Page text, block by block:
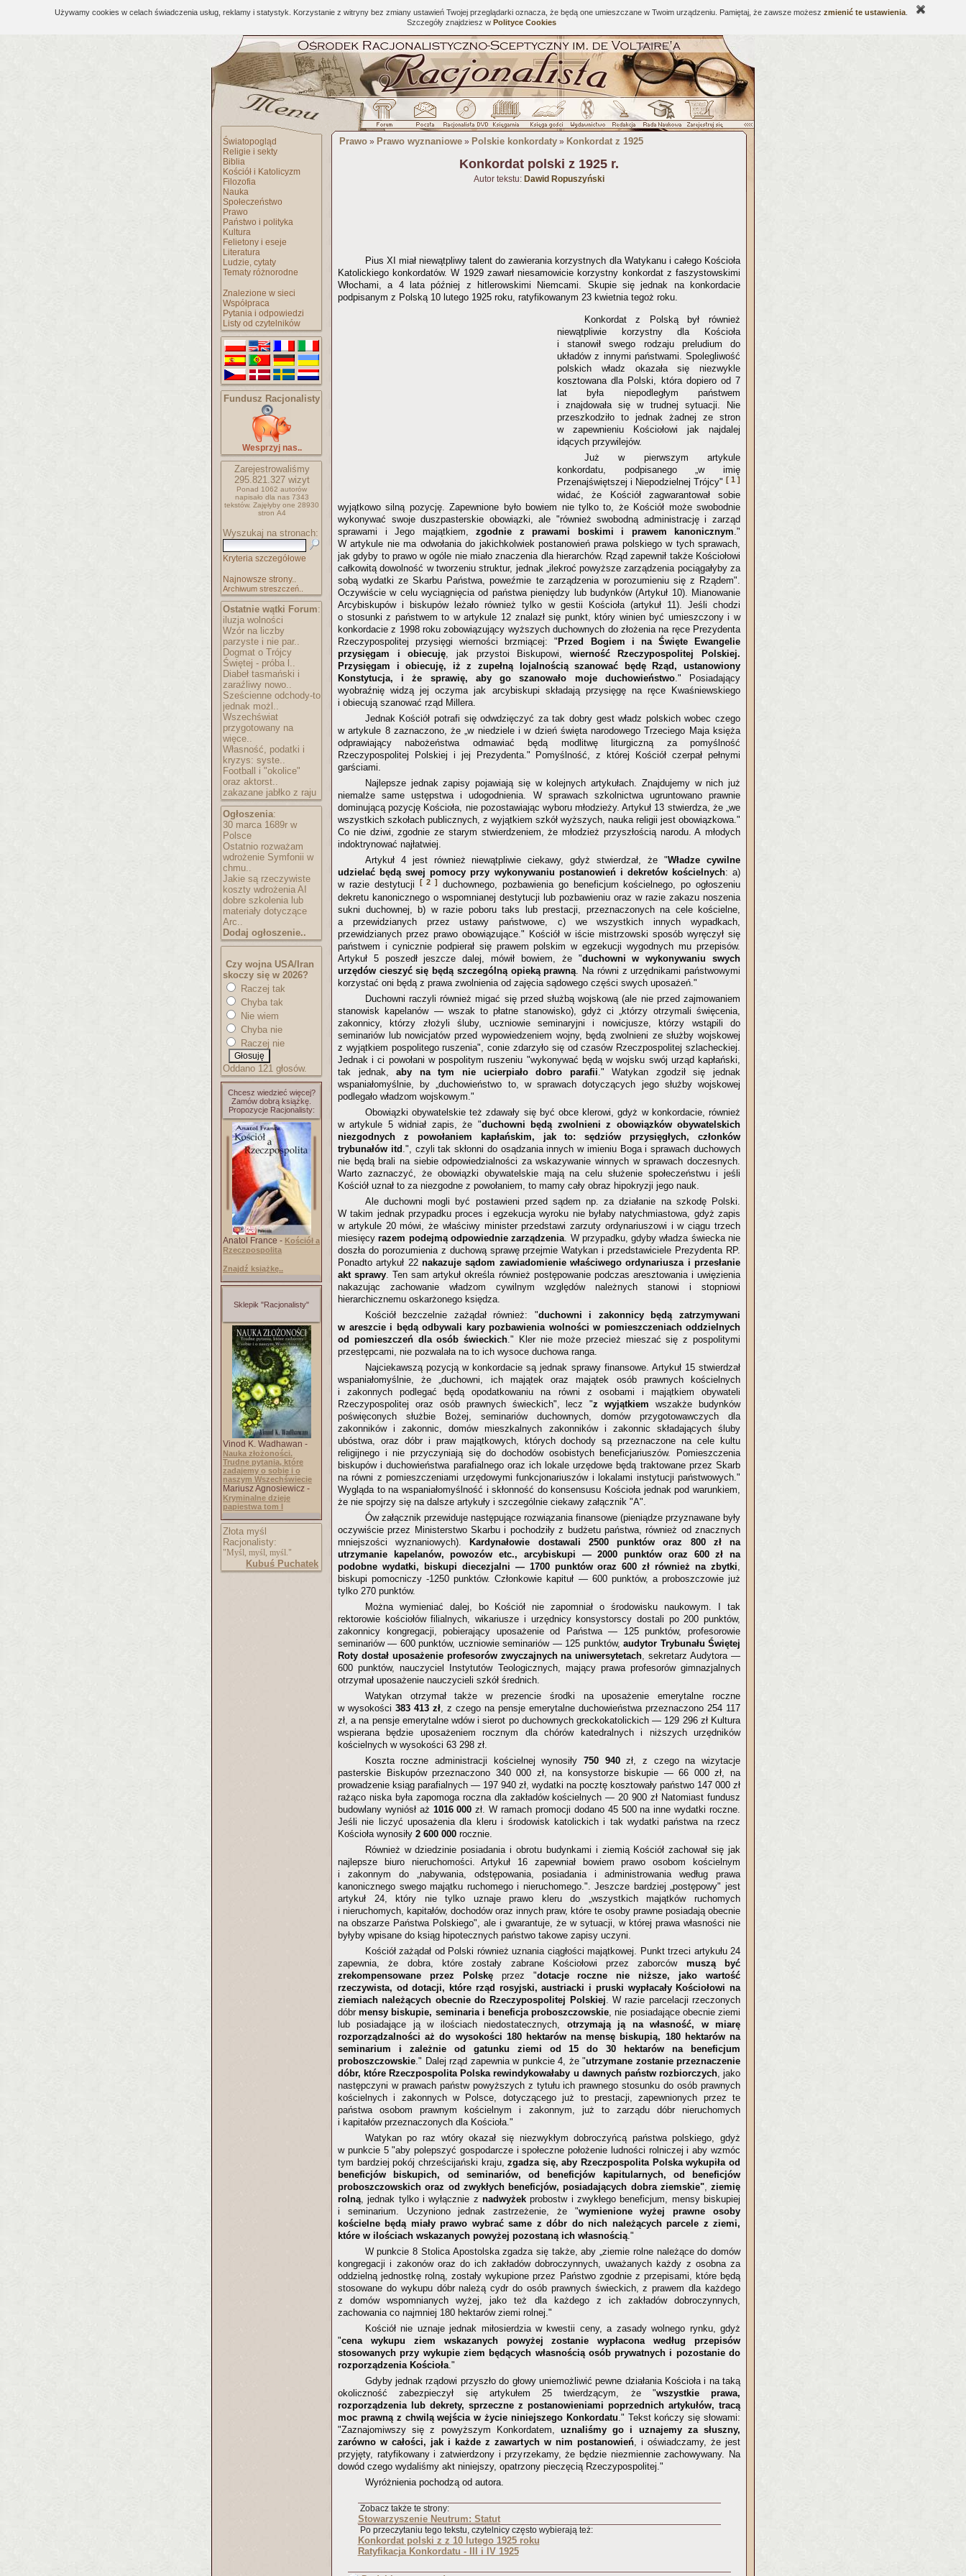
Używamy cookies w celach świadczenia usług, reklamy i statystyk. Korzystanie z witryny bez zmiany ustawień Twojej przeglądarki oznacza, że będą one umieszczane w Twoim urządzeniu. Pamiętaj, że zawsze możesz zmienić te ustawienia
Szczegóły znajdziesz w Polityce Cookies
Światopogląd
Religie i sekty
Biblia
Kościół i Katolicyzm
Filozofia
Nauka
Społeczeństwo
Prawo
Państwo i polityka
Kultura
Felietony i eseje
Literatura
Ludzie, cytaty
Tematy różnorodne
Znalezione w sieci
Współpraca
Pytania i odpowiedzi
Listy od czytelników
Fundusz Racjonalisty
Wesprzyj nas..
Zarejestrowaliśmy
295.821.327wizyt
Ponad 1062 autorów
napisało dla nas 7343
tekstów. Zajęłyby one 28930
stron A4
Wyszukaj na stronach:
Kryteria szczegółowe
Najnowsze strony..
Archiwum streszczeń..
Ostatnie wątki Forum:
iluzja wolności
Wzór na liczby
parzyste i nie par..
Dogmat o Trójcy
Świętej - próba l..
Diabeł tasmański i
zaraźliwy nowo..
Sześcienne odchody-to
jednak możl..
Wszechświat
przygotowany na
więce..
Własność, podatki i
kryzys: syste..
Football i "okolice"
oraz aktorst..
zakazane jabłko z raju
Ogłoszenia:
30 marca 1689r w
Polsce
Ostatnio rozważam
wdrożenie Symfonii w
chmu..
Jakie są rzeczywiste
koszty wdrożenia AI
dobre szkolenia lub
materiały dotyczące
Arc..
Dodaj ogłoszenie..
Czy wojna USA/Iran
skoczy się w 2026?
Raczej tak
Chyba tak
Nie wiem
Chyba nie
Raczej nie
Oddano 121 głosów.
Chcesz wiedzieć więcej?
Zamów dobrą książkę.
Propozycje Racjonalisty:
Anatol France - Kościół a
Rzeczpospolita
Znajdź książkę..
Sklepik "Racjonalisty"
Vinod K. Wadhawan -
Nauka złożoności.
Trudne pytania, które
zadajemy o sobie i o
naszym Wszechświecie
Mariusz Agnosiewicz -
Kryminalne dzieje
papiestwa tom I
Złota myśl
Racjonalisty:
"Myśl, myśl, myśl."
Kubuś Puchatek
Prawo » Prawo wyznaniowe » Polskie konkordaty » Konkordat z 1925
Konkordat polski z 1925 r.
Autor tekstu: Dawid Ropuszyński
Pius XI miał niewątpliwy talent do zawierania korzystnych dla Watykanu i całego Kościoła
Katolickiego konkordatów. W 1929 zawarł niesamowicie korzystny konkordat z faszystowskimi
Włochami, a 4 lata później z hitlerowskimi Niemcami. Skupie się jednak na konkordacie
podpisanym z Polską 10 lutego 1925 roku, ratyfikowanym 23 kwietnia tegoż roku.
Konkordat z Polską był również
niewątpliwie korzystny dla Kościoła
i stanowił swego rodzaju preludium do
układów z innymi państwami. Spolegliwość
polskich władz okazała się niezwykle
kosztowana dla Polski, która dopiero od 7
lat była niepodległym państwem
i znajdowała się w trudnej sytuacji. Nie
przeszkodziło to jednak żadnej ze stron
w zapewnieniu Kościołowi jak najdalej
idących przywilejów.
Już w pierwszym artykule
konkordatu, podpisanego „w imię
Przenajświętszej i Niepodzielnej Trójcy" [ 1 ]
widać, że Kościół zagwarantował sobie
wyjątkowo silną pozycję. Zapewnione było bowiem nie tylko to, że Kościół może swobodnie
wykonywać swoje duszpasterskie obowiązki, ale "również swobodną administrację i zarząd
sprawami i Jego majątkiem, zgodnie z prawami boskimi i prawem kanonicznym."
W artykule nie ma odwołania do jakichkolwiek postanowień prawa polskiego w tych sprawach,
jak gdyby to prawo w ogóle nie miało znaczenia dla hierarchów. Rząd zapewnił także Kościołowi
całkowitą dowolność w tworzeniu struktur, jednak „ilekroć powyższe zarządzenia pociągałyby za
sobą wydatki ze Skarbu Państwa, poweźmie te zarządzenia w porozumieniu się z Rządem".
Oczywiście w celu wyciągnięcia od państwa pieniędzy lub budynków (Artykuł 10). Mianowanie
Arcybiskupów i biskupów leżało również tylko w gestii Kościoła (artykuł 11). Jeśli chodzi
o stosunki z państwem to w artykule 12 znalazł się punkt, który winien być umieszczony i w
konkordacie z 1998 roku zobowiązujący wyższych duchownych do złożenia na ręce Prezydenta
Rzeczypospolitej przysięgi wierności brzmiącej: " Przed Bogiem i na Święte Ewangelie
przysięgam i obiecuję, jak przystoi Biskupowi, wierność Rzeczypospolitej Polskiej.
Przysięgam i obiecuję, iż z zupełną lojalnością szanować będę Rząd, ustanowiony
Konstytucja, i że sprawię, aby go szanowało moje duchowieństwo." Posiadający
wyobraźnię widzą jej oczyma jak arcybiskupi składają przysięgę na ręce Kwaśniewskiego
i obiecują szanować rząd Millera.
Jednak Kościół potrafi się odwdzięczyć za tak dobry gest władz polskich wobec czego
w artykule 8 zaznaczono, że „w niedziele i w dzień święta narodowego Trzeciego Maja księża
odprawiający nabożeństwa odmawiać będą modlitwę liturgiczną za pomyślność
Rzeczypospolitej Polskiej i jej Prezydenta." Pomyślność, z której Kościół czerpał pełnymi
garściami.
Najlepsze jednak zapisy pojawiają się w kolejnych artykułach. Znajdujemy w nich już
niemalże same ustępstwa i udogodnienia. W sprawach szkolnictwa ugruntowano prawnie
dominującą pozycję Kościoła, nie pozostawiając wyboru młodzieży. Artykuł 13 stwierdza, że „we
wszystkich szkołach publicznych, z wyjątkiem szkół wyższych, nauka religii jest obowiązkowa."
Co nie dziwi, zgodnie ze starym stwierdzeniem, że młodzież przyszłością narodu. A młodych
indoktrynować najłatwiej.
Artykuł 4 jest również niewątpliwie ciekawy, gdyż stwierdzał, że "Władze cywilne
udzielać będą swej pomocy przy wykonywaniu postanowień i dekretów kościelnych: a)
w razie destytucji
[ 2 ]
duchownego, pozbawienia go beneficjum kościelnego, po ogłoszeniu
dekretu kanonicznego o wspomnianej destytucji lub pozbawieniu oraz w razie zakazu noszenia
sukni duchownej, b) w razie poboru taks lub prestacji, przeznaczonych na cele kościelne,
a przewidzianych przez ustawy państwowe, c) we wszystkich innych wypadkach,
przewidzianych przez prawo obowiązujące." Kościół w iście mistrzowski sposób wyręczył się
państwem i cynicznie podpierał się prawem polskim w egzekucji wygodnych mu przepisów.
Artykuł 5 poszedł jeszcze dalej, mówił bowiem, że "duchowni w wykonywaniu swych
urzędów cieszyć się będą szczególną opieką prawną. Na równi z urzędnikami państwowymi
korzystać oni będą z prawa zwolnienia od zajęcia sądowego części swych uposażeń."
Duchowni raczyli również migać się przed służbą wojskową (ale nie przed zajmowaniem
stanowisk kapelanów — wszak to płatne stanowisko), gdyż ci „którzy otrzymali święcenia,
zakonnicy, którzy złożyli śluby, uczniowie seminaryjni i nowicjusze, którzy wstąpili do
seminariów lub nowicjatów przed wypowiedzeniem wojny, będą zwolnieni ze służby wojskowej
z wyjątkiem pospolitego ruszenia", conie zdarzyło się od czasów Rzeczpospolitej szlacheckiej.
Jednak i ci powołani w pospolitym ruszeniu "wykonywać będą w wojsku swój urząd kapłański,
tak jednak,aby na tym nie ucierpiało dobro parafii." Watykan zgodził się jednak
wspaniałomyślnie, by „duchowieństwo to, w sprawach dotyczących jego służby wojskowej
podlegało władzom wojskowym."
Obowiązki obywatelskie też zdawały się być obce klerowi, gdyż w konkordacie, również
w artykule 5 widniał zapis, że "duchowni będą zwolnieni z obowiązków obywatelskich
niezgodnych z powołaniem kapłańskim, jak to: sędziów przysięgłych, członków
trybunałów itd .", czyli tak skłonni do osądzania innych w imieniu Boga i sprawach duchowych
nie będą brali na siebie odpowiedzialności za wskazywanie winnych w sprawach doczesnych.
Warto zaznaczyć, że obowiązki obywatelskie mają na celu służenie społeczeństwu i jeśli
Kościół uznał to za niezgodne z powołaniem, to mamy cały obraz hipokryzji jego nauk.
Ale duchowni mogli być postawieni przed sądem np. za działanie na szkodę Polski.
W takim jednak przypadku proces i egzekucja wyroku nie byłaby natychmiastowa, gdyż zapis
w artykule 20 mówi, że właściwy minister przedstawi zarzuty ordynariuszowi i w ciągu trzech
miesięcyrazem podejmą odpowiednie zarządzenia. W przypadku, gdyby władza świecka nie
doszła do porozumienia z duchową sprawę przejmie Watykan i przedstawiciele Prezydenta RP.
Ponadto artykuł 22 nakazuje sądom zawiadomienie właściwego ordynariusza i przesłanie
akt sprawy. Ten sam artykuł określa również postępowanie podczas aresztowania i uwięzienia
nakazując zachowanie władzom cywilnym względów należnych stanowi i stopniowi
hierarchicznemu oskarżonego księdza.
Kościół bezczelnie zażądał również: "duchowni i zakonnicy będą zatrzymywani
w areszcie i będą odbywali kary pozbawienia wolności w pomieszczeniach oddzielnych
od pomieszczeń dla osób świeckich." Kler nie może przecież mieszać się z pospolitymi
przestępcami, nie pozwalała na to ich wysoce duchowa ranga.
Najciekawszą pozycją w konkordacie są jednak sprawy finansowe. Artykuł 15 stwierdzał
wspaniałomyślnie, że „duchowni, ich majątek oraz majątek osób prawnych kościelnych
i zakonnych podlegać będą opodatkowaniu na równi z osobami i majątkiem obywateli
Rzeczypospolitej oraz osób prawnych świeckich", lecz "z wyjątkiemwszakże budynków
poświęconych służbie Bożej, seminariów duchownych, domów przygotowawczych dla
zakonników i zakonnic, domów mieszkalnych zakonników i zakonnic składających śluby
ubóstwa, oraz dóbr i praw majątkowych, których dochody są przeznaczone na cele kultu
religijnego i nie przyczyniają się do dochodów osobistych beneficjariuszów. Pomieszczenia
biskupów i duchowieństwa parafialnego oraz ich lokale urzędowe będą traktowane przez Skarb
na równi z pomieszczeniami urzędowymi funkcjonariuszów i lokalami instytucji państwowych."
Wygląda to na wspaniałomyślność i skłonność do konsensusu Kościoła jednak pod warunkiem,
że nie spojrzy się na dalsze artykuły i szczególnie ciekawy załącznik "A".
Ów załącznik przewiduje następujące rozwiązania finansowe (pieniądze przyznawane były
oczywiście przez Ministerstwo Skarbu i pochodziły z budżetu państwa, również od znacznych
mniejszości wyznaniowych).
Kardynałowie dostawali 2500 punktów oraz 800 zł na
utrzymanie kapelanów, powozów etc., arcybiskupi — 2000 punktów oraz 600 zł na
podobne wydatki, biskupi diecezjalni — 1700 punktów oraz 600 zł również na zbytki,
biskupi pomocniczy -1250 punktów. Członkowie kapituł — 600 punktów, a proboszczowie już
tylko 270 punktów.
Można wymieniać dalej, bo Kościół nie zapomniał o środowisku naukowym. I tak
rektorowie kościołów filialnych, wikariusze i urzędnicy konsystorscy dostali po 200 punktów,
zakonnicy kongregacji, pobierający uposażenie od Państwa — 125 punktów, profesorowie
seminariów — 600 punktów, uczniowie seminariów — 125 punktów,audytor Trybunału Świętej
Roty dostał uposażenie profesorów zwyczajnych na uniwersytetach, sekretarz Audytora —
600 punktów, nauczyciel Instytutów Teologicznych, mający prawa profesorów gimnazjalnych
otrzymał uposażenie nauczycieli szkół średnich.
Watykan otrzymał także w prezencie środki na uposażenie emerytalne roczne
w wysokości 383 413 zł, z czego na pensje emerytalne duchowieństwa przeznaczono 254 117
zł, a na pensje emerytalne wdów i sierot po duchownych greckokatolickich — 129 296 zł Kultura
wspierana będzie uposażeniem rocznym dla chórów katedralnych i niższych urzędników
kościelnych w wysokości 63 298 zł.
Koszta roczne administracji kościelnej wynosiły750 940zł, z czego na wizytacje
pasterskie Biskupów przeznaczono 340 000 zł, na konsystorze biskupie — 66 000 zł, na
prowadzenie ksiąg parafialnych — 197 940 zł, wydatki na pocztę kosztowały państwo 147 000 zł
rażąco niska była zapomoga roczna dla zakładów kościelnych — 20 900 zł Natomiast fundusz
budowlany wyniósł aż 1016 000zł. W ramach promocji dodano 45 500 na inne wydatki roczne.
Jeśli nie liczyć uposażenia dla kleru i środowisk katolickich i tak wydatki państwa na rzecz
Kościoła wynosiły 2 600 000 rocznie.
Również w dziedzinie posiadania i obrotu budynkami i ziemią Kościół zachował się jak
najlepsze biuro nieruchomości. Artykuł 16 zapewniał bowiem prawo osobom kościelnym
i zakonnym do „nabywania, odstępowania, posiadania i administrowania według prawa
kanonicznego swego majątku ruchomego i nieruchomego.". Jeszcze bardziej „postępowy" jest
artykuł 24, który nie tylko uznaje prawo kleru do „wszystkich majątków ruchomych
i nieruchomych, kapitałów, dochodów oraz innych praw, które te osoby prawne posiadają obecnie
na obszarze Państwa Polskiego", ale i gwarantuje, że w sytuacji, w której prawa własności nie
byłyby wpisane do ksiąg hipotecznych państwo takowe zapisy uczyni.
Kościół zażądał od Polski również uznania ciągłości majątkowej. Punkt trzeci artykułu 24
zapewnia, że dobra, które zostały zabrane Kościołowi przez zaborców muszą być
zrekompensowane przez Polskę przez "dotacje roczne nie niższe, jako wartość
rzeczywista, od dotacji, które rząd rosyjski, austriacki i pruski wypłacały Kościołowi na
ziemiach należących obecnie do Rzeczypospolitej Polskiej. W razie parcelacji rzeczonych
dóbrmensy biskupie, seminaria i beneficja proboszczowskie, nie posiadające obecnie ziemi
lub posiadające ją w ilościach niedostatecznych, otrzymają ją na własność, w miarę
rozporządzalności aż do wysokości 180 hektarów na mensę biskupią, 180 hektarów na
seminarium i zależnie od gatunku ziemi od 15 do 30 hektarów na beneficjum
proboszczowskie." Dalej rząd zapewnia w punkcie 4, że "utrzymane zostanie przeznaczenie
dóbr, które Rzeczpospolita Polska rewindykowałaby u dawnych państw rozbiorczych, jako
następczyni w prawach państw powyższych z tytułu ich prawnego stosunku do osób prawnych
kościelnych i zakonnych w Polsce, dotyczącego już to prestacji, zapewnionych przez te
państwa osobom prawnym kościelnym i zakonnym, już to zarządu dóbr nieruchomych
i kapitałów przeznaczonych dla Kościoła."
Watykan po raz wtóry okazał się niezwykłym dobroczyńcą państwa polskiego, gdyż
w punkcie 5 "aby polepszyć gospodarcze i społeczne położenie ludności rolniczej i aby wzmóc
tym bardziej pokój chrześcijański kraju,zgadza się, aby Rzeczpospolita Polska wykupiła od
beneficjów biskupich, od seminariów, od beneficjów kapitularnych, od beneficjów
proboszczowskich oraz od zwykłych beneficjów, posiadających dobra ziemskie", ziemię
rolną, jednak tylko i wyłącznie z nadwyżek probostw i zwykłego beneficjum, mensy biskupiej
i seminarium. Uczyniono jednak zastrzeżenie, że "wymienione wyżej prawne osoby
kościelne będą miały prawo wybrać same z dóbr do nich należących parcele z ziemi,
które w ilościach wskazanych powyżej pozostaną ich własnością."
W punkcie 8 Stolica Apostolska zgadza się także, aby „ziemie rolne należące do domów
kongregacji i zakonów oraz do ich zakładów dobroczynnych, uważanych każdy z osobna za
oddzielną jednostkę rolną, zostały wykupione przez Państwo zgodnie z przepisami, które będą
stosowane do wykupu dóbr należą cydr do osób prawnych świeckich, z prawem dla każdego
z domów wspomnianych wyżej, jako też dla każdego z ich zakładów dobroczynnych,
zachowania co najmniej 180 hektarów ziemi rolnej."
Kościół nie uznaje jednak miłosierdzia w kwestii ceny, a zasady wolnego rynku, gdyż
"cena wykupu ziem wskazanych powyżej zostanie wypłacona według przepisów
stosowanych przy wykupie ziem będących własnością osób prywatnych i pozostanie do
rozporządzenia Kościoła."
Gdyby jednak rządowi przyszło do głowy uniemożliwić pewne działania Kościoła i na taką
okoliczność zabezpieczył się artykułem 25 twierdzącym, że "wszystkie prawa,
rozporządzenia lub dekrety, sprzeczne z postanowieniami poprzednich artykułów, tracą
moc prawną z chwilą wejścia w życie niniejszego Konkordatu." Tekst kończy się słowami:
"Zaznajomiwszy się z powyższym Konkordatem, uznaliśmy go i uznajemy za słuszny,
zarówno w całości, jak i każde z zawartych w nim postanowień, i oświadczamy, że jest
przyjęty, ratyfikowany i zatwierdzony i przyrzekamy, że będzie niezmiennie zachowywany. Na
dowód czego wydaliśmy akt niniejszy, opatrzony pieczęcią Rzeczypospolitej."
Wyróżnienia pochodzą od autora.
Zobacz także te strony:
Stowarzyszenie Neutrum: Statut
Po przeczytaniu tego tekstu, czytelnicy często wybierają też:
Konkordat polski z z 10 lutego 1925 roku
Ratyfikacja Konkordatu - III i IV 1925